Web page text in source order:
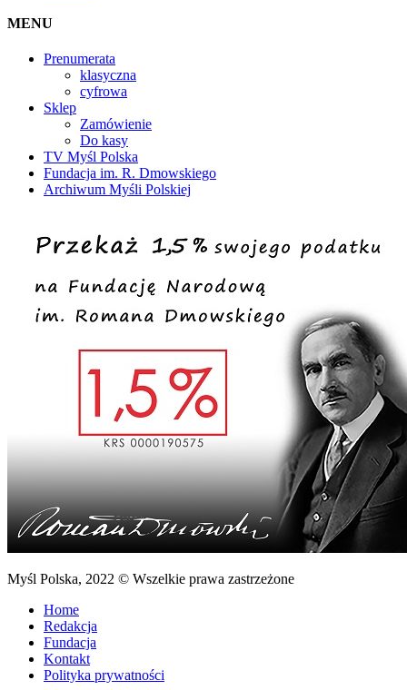
MENU
Prenumerata
klasyczna
cyfrowa
Sklep
Zamówienie
Do kasy
TV Myśl Polska
Fundacja im. R. Dmowskiego
Archiwum Myśli Polskiej
Myśl Polska, 2022 © Wszelkie prawa zastrzeżone
Home
Redakcja
Fundacja
Kontakt
Polityka prywatności